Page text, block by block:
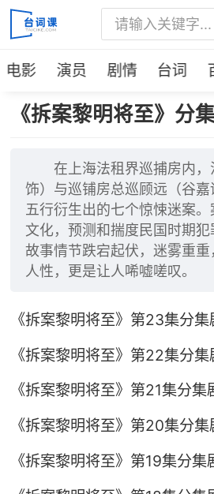
电影 演员 剧情 台词
《拆案黎明将至》分
在上海法租界巡捕房内
饰）与巡铺房总巡顾远（谷
五行衍生出的七个惊悚迷案
文化，预测和揣度民国时期
故事情节跌宕起伏，迷雾重
人性，更是让人唏嘘嗟叹。
《拆案黎明将至》第23集分
《拆案黎明将至》第22集分
《拆案黎明将至》第21集分集
《拆案黎明将至》第20集分
《拆案黎明将至》第19集分集